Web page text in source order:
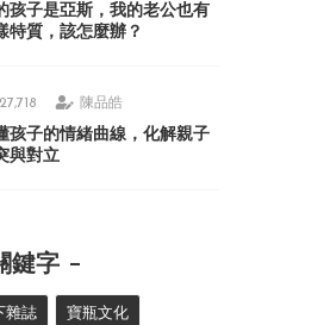
孩子是亞斯，我的老公也有
特質，該怎麼辦？
27,718 陳品皓
孩子的情緒曲線，化解親子
與對立
鍵字
雜誌 寶瓶文化